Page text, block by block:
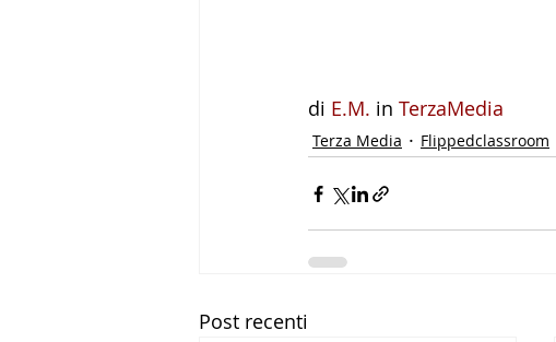
di E.M. in TerzaMedia
Terza Media Flippedclassroom
Post recenti